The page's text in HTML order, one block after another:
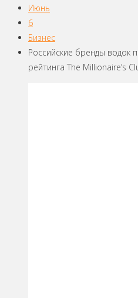
Июнь
6
Бизнес
Российские бренды водок
рейтинга The Millionaire’s